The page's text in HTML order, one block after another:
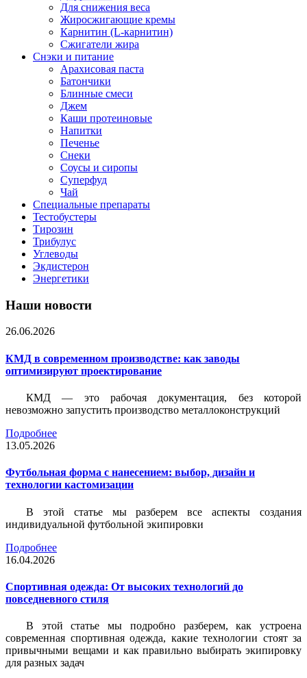
Для снижения веса
Жиросжигающие кремы
Карнитин (L-карнитин)
Сжигатели жира
Снэки и питание
Арахисовая паста
Батончики
Блинные смеси
Джем
Каши протеиновые
Напитки
Печенье
Снеки
Соусы и сиропы
Суперфуд
Чай
Специальные препараты
Тестобустеры
Тирозин
Трибулус
Углеводы
Экдистерон
Энергетики
Наши новости
26.06.2026
КМД в современном производстве: как заводы
оптимизируют проектирование
КМД — это рабочая документация, без которой
невозможно запустить производство металлоконструкций
Подробнее
13.05.2026
Футбольная форма с нанесением: выбор, дизайн и
технологии кастомизации
В этой статье мы разберем все аспекты создания
индивидуальной футбольной экипировки
Подробнее
16.04.2026
Спортивная одежда: От высоких технологий до
повседневного стиля
В этой статье мы подробно разберем, как устроена
современная спортивная одежда, какие технологии стоят за
привычными вещами и как правильно выбирать экипировку
для разных задач